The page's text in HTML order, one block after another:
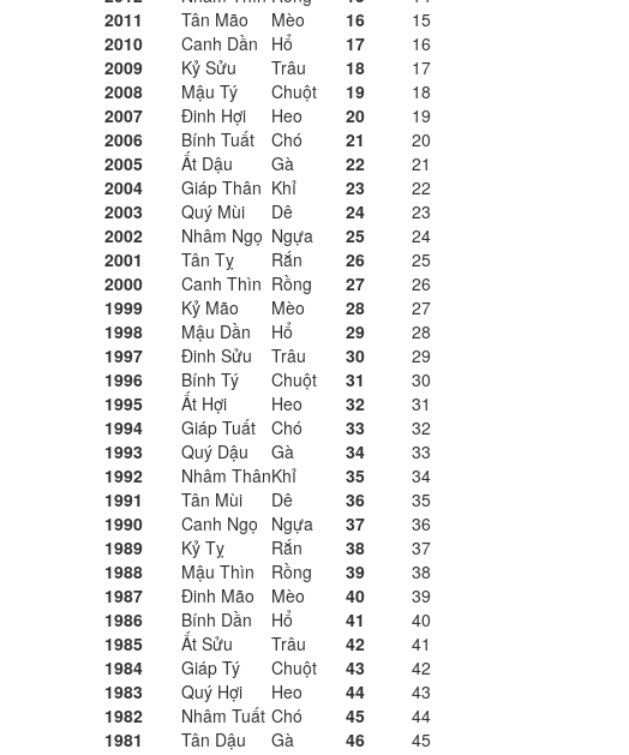
2011
Tân Mão Mèo 16
15
2010
Canh Dần Hổ 17
16
2009
Kỷ Sửu Trâu 18
17
2008
Mậu Tý Chuột 19
18
2007
Đinh Hợi Heo 20
19
2006
Bính Tuất Chó 21
20
2005
Ất Dậu Gà 22
21
2004
Giáp Thân Khỉ 23
22
2003
Quý Mùi Dê 24
23
2002
Nhâm Ngọ Ngựa 25
24
2001
Tân Tỵ Rắn 26
25
2000
Canh Thìn Rồng 27
26
1999
Kỷ Mão Mèo 28
27
1998
Mậu Dần Hổ 29
28
1997
Đinh Sửu Trâu 30
29
1996
Bính Tý Chuột 31
30
1995
Ất Hợi Heo 32
31
1994
Giáp Tuất Chó 33
32
1993
Quý Dậu Gà 34
33
1992
Nhâm ThânKhỉ 35
34
1991
Tân Mùi Dê 36
35
1990
Canh Ngọ Ngựa 37
36
1989
Kỷ Tỵ Rắn 38
37
1988
Mậu Thìn Rồng 39
38
1987
Đinh Mão Mèo 40
39
1986
Bính Dần Hổ 41
40
1985
Ất Sửu Trâu 42
41
1984
Giáp Tý Chuột 43
42
1983
Quý Hợi Heo 44
43
1982
Nhâm Tuất Chó 45
44
1981
Tân Dậu Gà 46
45